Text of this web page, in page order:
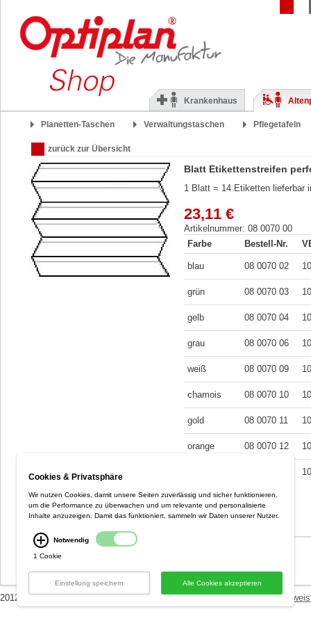
Krankenhaus
Planetten-Taschen Verwaltungstaschen Pflegetafeln
zurück zur Übersicht
Blatt Etikettenstreifen
1 Blatt = 14 Etiketten lieferbar
23,11 €
Artikelnummer: 08 0070 00
Farbe
Bestell-Nr.
blau 08 0070 02
grün 08 0070 03
gelb 08 0070 04
grau 08 0070 06
weiß 08 0070 09
chamois 08 0070 10
gold 08 0070 11
orange 08 0070 12
* = Verkaufseinheit
«zurück zur Übersicht
2012 Optiplan GmbH ::AGB / Datenschutzerklärung::Versandkostenhinweis
Cookies & Privatsphäre
Wir nutzen Cookies, damit unsere Seiten zuverlässig und sicher funktionieren,
um die Performance zu überwachen und um relevante und personalisierte
Inhalte anzuzeigen. Damit das funktioniert, sammeln wir Daten unserer Nutzer.
Notwendig
1 Cookie
Einstellung speichern Alle Cookies akzeptieren